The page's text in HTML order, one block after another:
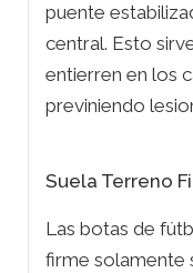
puente
central. Esto
entierren en los
previniendo
Suela Terreno
Las botas de
firme solamente